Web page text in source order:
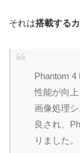
それは搭載する
Phantom 4
性能が向
画像処理
良され、
りました。